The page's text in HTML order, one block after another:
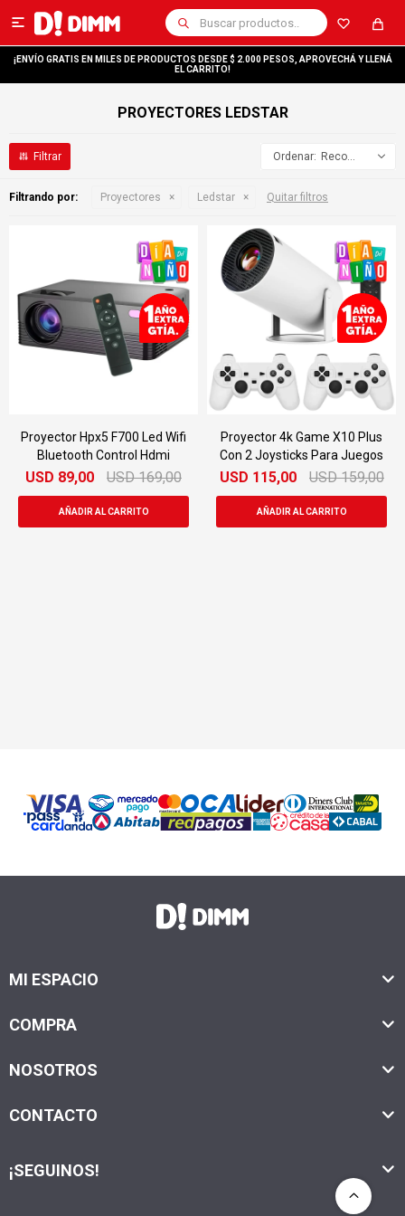

¡ENVÍO GRATIS EN MILES DE PRODUCTOS DESDE $ 2.000 PESOS, APROVECHÁ Y LLENÁ
EL CARRITO!
PROYECTORES LEDSTAR
Recomendados
Filtrando por: Proyectores Ledstar Quitar filtros
Proyector Hpx5 F700 Led Wifi
Bluetooth Control Hdmi
USD 89,00 USD 169,00
Proyector 4k Game X10 Plus
Con 2 Joysticks Para Juegos
USD 115,00 USD 159,00
MI ESPACIO
COMPRA
NOSOTROS
CONTACTO
¡SEGUINOS!